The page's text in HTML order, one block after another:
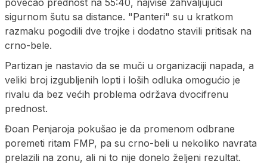
sigurnom šutu sa distance. "Panteri" su u kratkom
razmaku pogodili dve trojke i dodatno stavili pritisak na
crno-bele.
Partizan je nastavio da se muči u organizaciji napada, a
veliki broj izgubljenih lopti i loših odluka omogućio je
rivalu da bez većih problema održava dvocifrenu
prednost.
Đoan Penjaroja pokušao je da promenom odbrane
poremeti ritam FMP, pa su crno-beli u nekoliko navrata
prelazili na zonu, ali ni to nije donelo željeni rezultat.